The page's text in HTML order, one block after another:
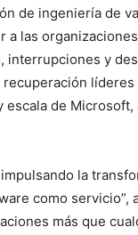
de ingeniería de
a las
interrupciones y
escala de
la
como servicio”,
más que